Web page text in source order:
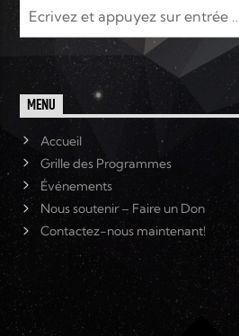
MENU
Accueil
Grille des Programmes
Événements
Nous soutenir – Faire un Don
Contactez-nous maintenant!